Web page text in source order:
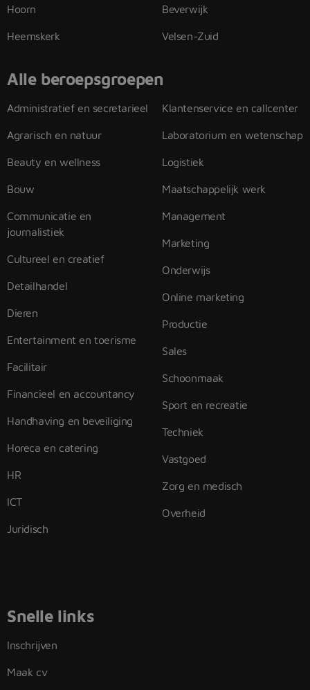
Hoorn
Heemskerk
Beverwijk
Velsen-Zuid
Alle beroepsgroepen
Administratief en secretarieel
Agrarisch en natuur
Beauty en wellness
Bouw
Communicatie en
journalistiek
Cultureel en creatief
Detailhandel
Dieren
Entertainment en toerisme
Facilitair
Financieel en accountancy
Handhaving en beveiliging
Horeca en catering
HR
ICT
Juridisch
Klantenservice en callcenter
Laboratorium en wetenschap
Logistiek
Maatschappelijk werk
Management
Marketing
Onderwijs
Online marketing
Productie
Sales
Schoonmaak
Sport en recreatie
Techniek
Vastgoed
Zorg en medisch
Overheid
Snelle links
Inschrijven
Maak cv